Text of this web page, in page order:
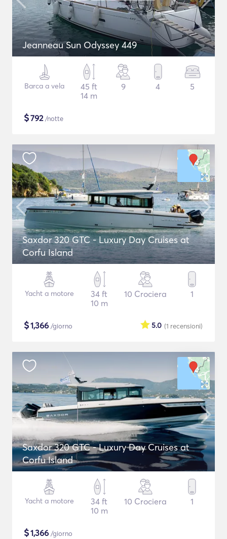
Jeanneau Sun Odyssey 449
Barca a vela
45 ft
14 m
9 4 5
$792/notte
Saxdor 320 GTC - Luxury Day Cruises at
Corfu Island
Yacht a motore
34 ft
10 m
10 Crociera 1
$1,366 /giorno (1 recensioni)
5.0
Saxdor 320 GTC - Luxury Day Cruises at
Corfu Island
Yacht a motore
34 ft
10 m
10 Crociera 1
$1,366 /giorno